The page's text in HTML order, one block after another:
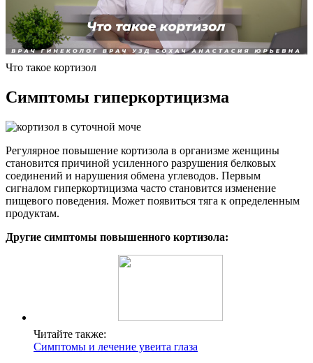
Что такое кортизол
Симптомы гиперкортицизма
Регулярное повышение кортизола в организме женщины
становится причиной усиленного разрушения белковых
соединений и нарушения обмена углеводов. Первым
сигналом гиперкортицизма часто становится изменение
пищевого поведения. Может появиться тяга к определенным
продуктам.
Другие симптомы повышенного кортизола:
Читайте также:
Симптомы и лечение увеита глаза